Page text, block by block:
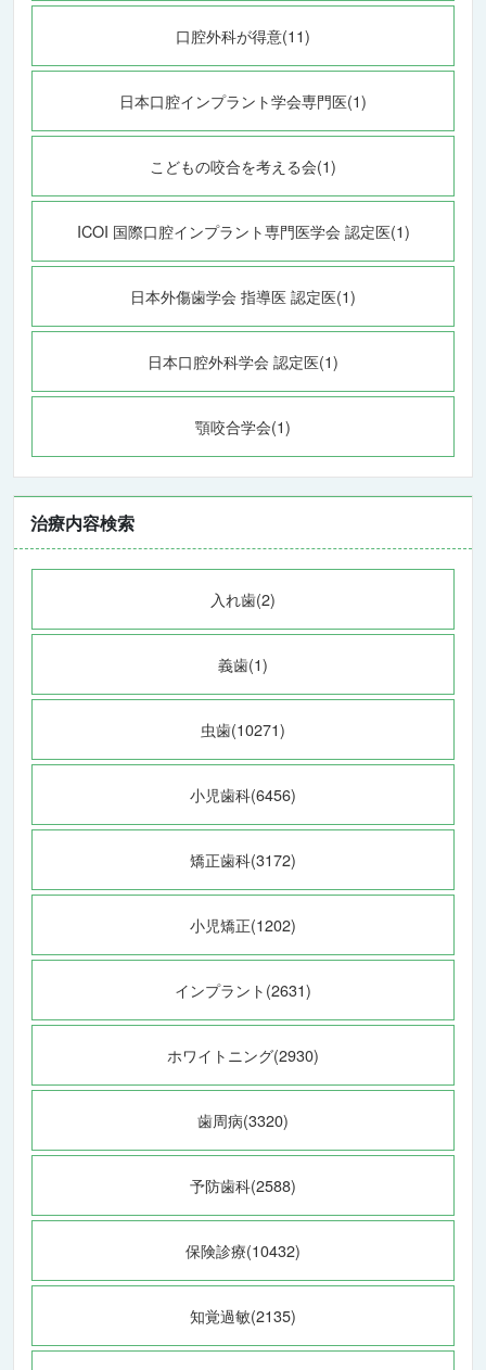
口腔外科が得意(11)
日本口腔インプラント学会専門医(1)
こどもの咬合を考える会(1)
ICOI 国際口腔インプラント専門医学会 認定医(1)
日本外傷歯学会 指導医 認定医(1)
日本口腔外科学会 認定医(1)
顎咬合学会(1)
治療内容検索
入れ歯(2)
義歯(1)
虫歯(10271)
小児歯科(6456)
矯正歯科(3172)
小児矯正(1202)
インプラント(2631)
ホワイトニング(2930)
歯周病(3320)
予防歯科(2588)
保険診療(10432)
知覚過敏(2135)